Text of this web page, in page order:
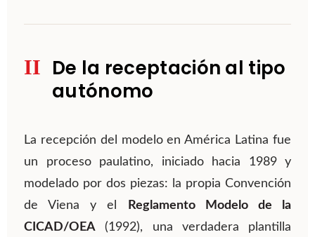
II De la receptación al tipo
autónomo
La recepción del modelo en América Latina fue
un proceso paulatino, iniciado hacia 1989 y
modelado por dos piezas: la propia Convención
de Viena y el
Reglamento Modelo de la
CICAD/OEA (1992), una verdadera plantilla